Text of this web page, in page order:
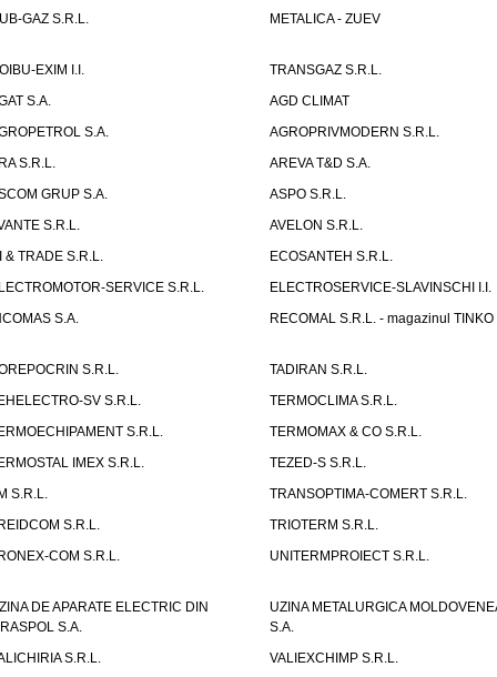
GAZ S.R.L. METALICA - ZUEV
EXIM I.I.
TRANSGAZ S.R.L.
S.A.
AGD CLIMAT
S.A.
AGROPRIVMODERN S.R.L.
S.R.L.
AREVA T&D S.A.
GRUP S.A.
ASPO S.R.L.
S.R.L.
AVELON S.R.L.
& TRADE S.R.L.
ECOSANTEH S.R.L.
SERVICE S.R.L.
ELECTROSERVICE-SLAVINSCHI I.I.
S.A.
RECOMAL S.R.L. - magazinul TINKO
S.R.L.
TADIRAN S.R.L.
SV S.R.L.
TERMOCLIMA S.R.L.
S.R.L.
TERMOMAX & CO S.R.L.
IMEX S.R.L.
TEZED-S S.R.L.
S.R.L.
TRANSOPTIMA-COMERT S.R.L.
S.R.L.
TRIOTERM S.R.L.
COM S.R.L.
UNITERMPROIECT S.R.L.
DE APARATE ELECTRIC DIN
S.A.
UZINA METALURGICA
S.A.
S.R.L.
VALIEXCHIMP S.R.L.